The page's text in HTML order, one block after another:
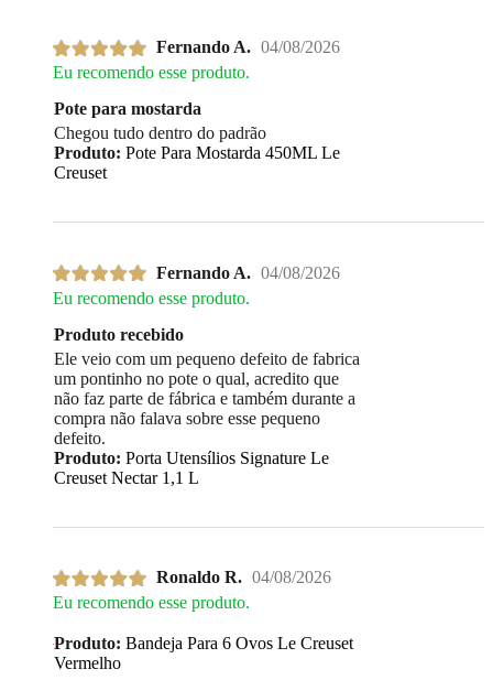
Fernando A. 04/08/2026
Eu recomendo esse produto.
Pote para mostarda
Chegou tudo dentro do padrão
Produto: Pote Para Mostarda 450ML Le
Creuset
Fernando A. 04/08/2026
Eu recomendo esse produto.
Produto recebido
Ele veio com um pequeno defeito de fabrica
um pontinho no pote o qual, acredito que
não faz parte de fábrica e também durante a
compra não falava sobre esse pequeno
defeito.
Produto: Porta Utensílios Signature Le
Creuset Nectar 1,1 L
Ronaldo R. 04/08/2026
Eu recomendo esse produto.
Produto: Bandeja Para 6 Ovos Le Creuset
Vermelho